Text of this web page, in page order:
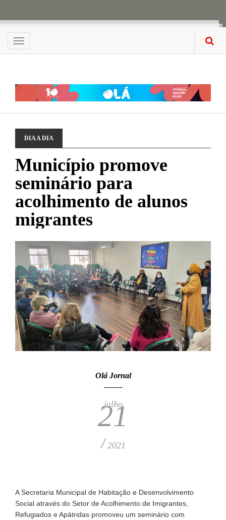
Menu
DIA A DIA
Município promove
seminário para
acolhimento de alunos
migrantes
Olá Jornal
julho
21
/2021
A Secretaria Municipal de Habitação e Desenvolvimento
Social através do Setor de Acolhimento de Imigrantes,
Refugiados e Apátridas promoveu um seminário com